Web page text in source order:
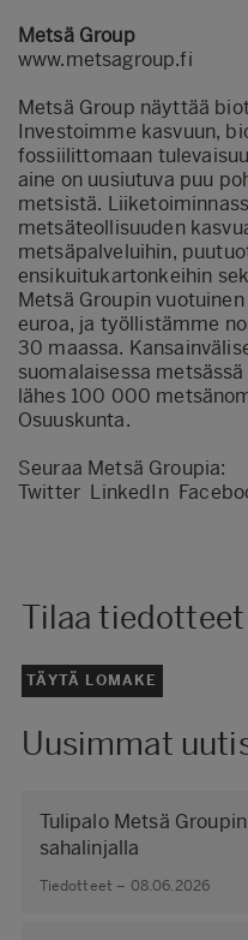
Metsä Group
www.metsagroup.fi
Metsä Group näyttää
Investoimme kasvuun,
fossiilittomaan
aine on uusiutuva puu
metsistä.
metsäteollisuuden
metsäpalveluihin,
ensikuitukartonkeihin
Metsä Groupin
euroa, ja työllistämme
30 maassa.
suomalaisessa
lähes 100 000
Osuuskunta.
Seuraa Metsä Groupia:
Twitter LinkedIn
Tilaa
TÄYTÄ LOMAKE
Uusimmat
Tulipalo Metsä
sahalinjalla
Tiedotteet – 08.06.2026